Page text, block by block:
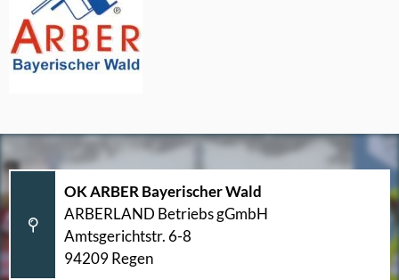
OK ARBER Bayerischer Wald
ARBERLAND Betriebs gGmbH
Amtsgerichtstr. 6-8
94209 Regen